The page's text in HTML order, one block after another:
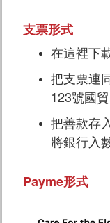
支票形式
在這裡下
把支票連
123號國
把善款存
將銀行入
Payme形式